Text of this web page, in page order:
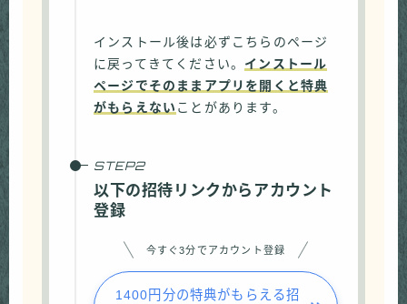
インストール後は必ずこちらのページ
に戻ってきてください。 インストール
ページでそのままアプリを開くと特典
がもらえない ことがあります。
以下の招待リンクからアカウント
登録
今すぐ3分でアカウント登録
1400円分の特典がもらえる招